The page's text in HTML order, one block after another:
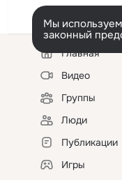
Мы
законный
Левая
колонкаГлавная
Видео
Группы
Люди
Публикации
Игры